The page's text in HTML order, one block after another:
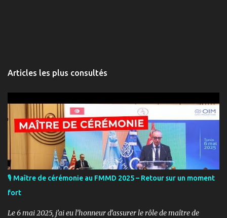
Articles les plus consultés
🎙️ Maître de cérémonie au FMMD 2025 – Retour sur un moment
fort
Le 6 mai 2025, j’ai eu l’honneur d’assurer le rôle de maître de